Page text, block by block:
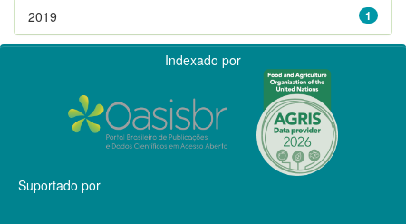
1
2019
Indexado por
Suportado por